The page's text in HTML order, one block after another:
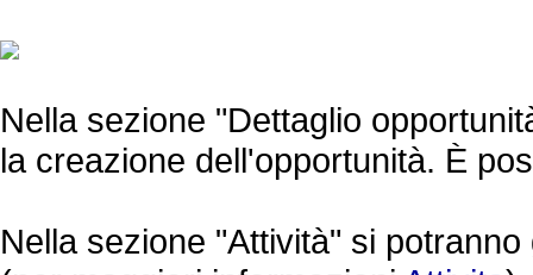
Nella sezione "Dettaglio
la creazione dell'opportunità. È
Nella sezione "Attività" si